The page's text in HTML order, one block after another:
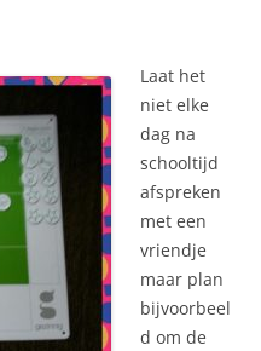
Laat het
niet elke
dag na
schooltijd
afspreken
met een
vriendje
maar plan
bijvoorbeel
d om de